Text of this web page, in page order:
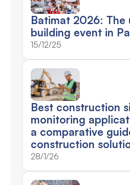
Batimat 2026: The
building event in
15/12/25
Best construction
monitoring
a comparative
construction
28/1/26